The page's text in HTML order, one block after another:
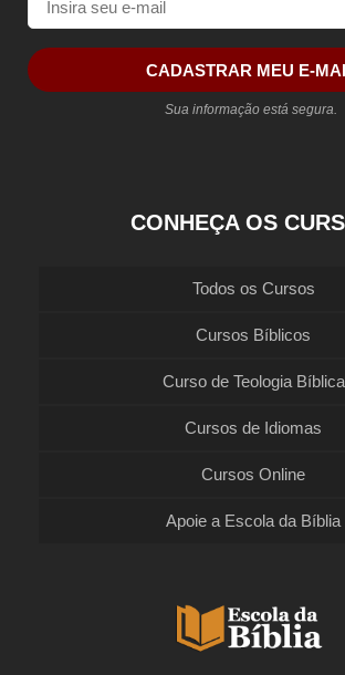
CONHEÇA OS
Todos os Cursos
Cursos Bíblicos
Curso de Teologia Bíblica
Cursos de Idiomas
Cursos Online
Apoie a Escola da Bíblia
CADASTRAR MEU E-
Sua informação está segura.